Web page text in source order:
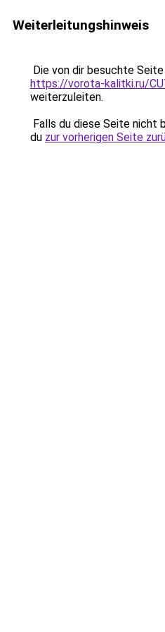
Weiterleitungshinweis
Die von dir besuchte
https://vorota-kalitki.ru/
weiterzuleiten.
Falls du diese Seite nicht
du zur vorherigen Seite